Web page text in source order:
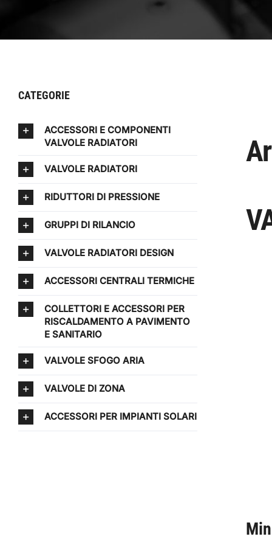
CATEGORIE
ACCESSORI E COMPONENTI
VALVOLE RADIATORI
VALVOLE RADIATORI
RIDUTTORI DI PRESSIONE
GRUPPI DI RILANCIO
VALVOLE RADIATORI DESIGN
ACCESSORI CENTRALI TERMICHE
COLLETTORI E ACCESSORI PER
RISCALDAMENTO A PAVIMENTO
E SANITARIO
VALVOLE SFOGO ARIA
VALVOLE DI ZONA
ACCESSORI PER IMPIANTI SOLARI